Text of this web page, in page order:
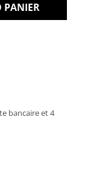
PANIER
bancaire et 4